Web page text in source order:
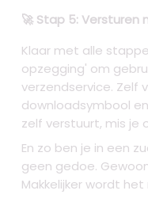
🚀 Stap 5: Versturen
Klaar met alle
opzegging' om
verzendservice. Zelf
downloadsymbool
zelf verstuurt, mis je
En zo ben je in een
geen gedoe.
Makkelijker wordt het